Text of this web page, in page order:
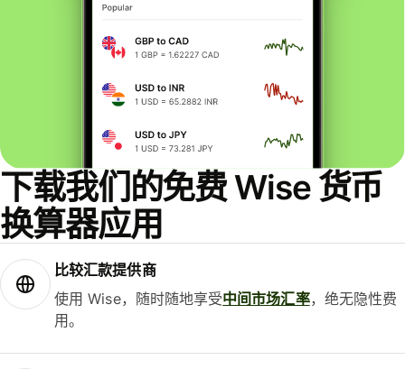
下载我们的免费 Wise 货币
换算器应用
比较汇款提供商
使用 Wise，随时随地享受中间市场汇率，绝无隐性费
用。